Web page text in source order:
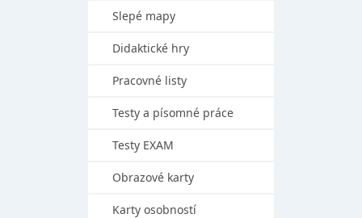
Slepé mapy
Didaktické hry
Pracovné listy
Testy a písomné práce
Testy EXAM
Obrazové karty
Karty osobností